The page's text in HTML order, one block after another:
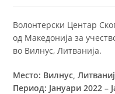
Волонтерски Центар
од Македонија за
во Вилнус, Литванија.
Место: Вилнус,
Период: Jануари 2022 –